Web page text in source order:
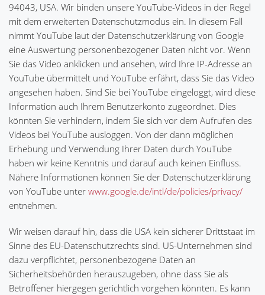
94043, USA. Wir binden unsere YouTube-Videos in der Regel
mit dem erweiterten Datenschutzmodus ein. In diesem Fall
nimmt YouTube laut der Datenschutzerklärung von Google
eine Auswertung personenbezogener Daten nicht vor. Wenn
Sie das Video anklicken und ansehen, wird Ihre IP-Adresse an
YouTube übermittelt und YouTube erfährt, dass Sie das Video
angesehen haben. Sind Sie bei YouTube eingeloggt, wird diese
Information auch Ihrem Benutzerkonto zugeordnet. Dies
könnten Sie verhindern, indem Sie sich vor dem Aufrufen des
Videos bei YouTube ausloggen. Von der dann möglichen
Erhebung und Verwendung Ihrer Daten durch YouTube
haben wir keine Kenntnis und darauf auch keinen Einfluss.
Nähere Informationen können Sie der Datenschutzerklärung
von YouTube unter www.google.de/intl/de/policies/privacy/
entnehmen.
Wir weisen darauf hin, dass die USA kein sicherer Drittstaat im
Sinne des EU-Datenschutzrechts sind. US-Unternehmen sind
dazu verpflichtet, personenbezogene Daten an
Sicherheitsbehörden herauszugeben, ohne dass Sie als
Betroffener hiergegen gerichtlich vorgehen könnten. Es kann